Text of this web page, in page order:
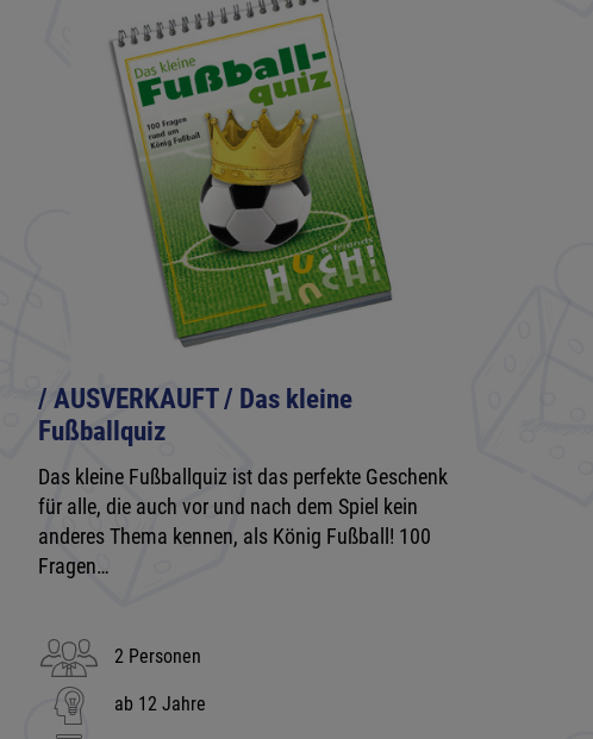
/ AUSVERKAUFT / Das kleine
Fußballquiz
Das kleine Fußballquiz ist das perfekte Geschenk
für alle, die auch vor und nach dem Spiel kein
anderes Thema kennen, als König Fußball! 100
Fragen…
2 Personen
ab 12 Jahre